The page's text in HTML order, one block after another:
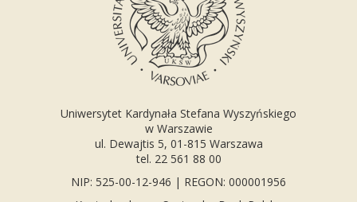
Uniwersytet Kardynała Stefana Wyszyńskiego
w Warszawie
ul. Dewajtis 5, 01-815 Warszawa
tel. 22 561 88 00
NIP: 525-00-12-946 | REGON: 000001956